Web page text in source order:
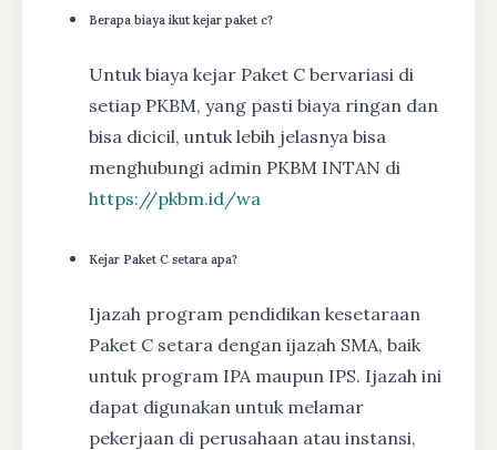
Berapa biaya ikut kejar paket c?
Untuk biaya kejar Paket C bervariasi di
setiap PKBM, yang pasti biaya ringan dan
bisa dicicil, untuk lebih jelasnya bisa
menghubungi admin PKBM INTAN di
https://pkbm.id/wa
Kejar Paket C setara apa?
Ijazah program pendidikan kesetaraan
Paket C setara dengan ijazah SMA, baik
untuk program IPA maupun IPS. Ijazah ini
dapat digunakan untuk melamar
pekerjaan di perusahaan atau instansi,